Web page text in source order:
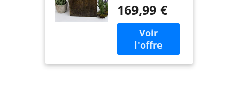
chaud
imitation bois. À
l'intérieur de la
fontaine se trouve
le réservoir d'eau
dans lequel la
pompe est
169,99 €